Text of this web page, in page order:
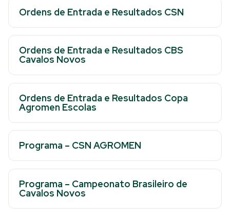
Ordens de Entrada e Resultados CSN
Ordens de Entrada e Resultados CBS
Cavalos Novos
Ordens de Entrada e Resultados Copa
Agromen Escolas
Programa – CSN AGROMEN
Programa – Campeonato Brasileiro de
Cavalos Novos